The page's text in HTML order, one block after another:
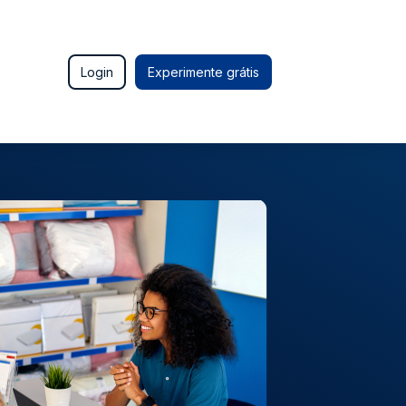
Login Experimente grátis